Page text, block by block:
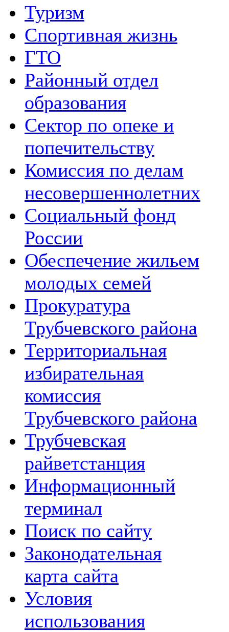
Туризм
Спортивная жизнь
ГТО
Районный отдел
образования
Сектор по опеке и
попечительству
Комиссия по делам
несовершеннолетних
Социальный фонд
России
Обеспечение жильем
молодых семей
Прокуратура
Трубчевского района
Территориальная
избирательная
комиссия
Трубчевского района
Трубчевская
райветстанция
Информационный
терминал
Поиск по сайту
Законодательная
карта сайта
Условия
использования